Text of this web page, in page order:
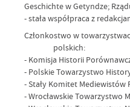
Geschichte w Getyndze;
- stała współpraca z
Członkostwo w
polskich:
- Komisja Historii
- Polskie Towarzystwo
- Stały Komitet Mediewistów
- Wrocławskie Towarzystwo